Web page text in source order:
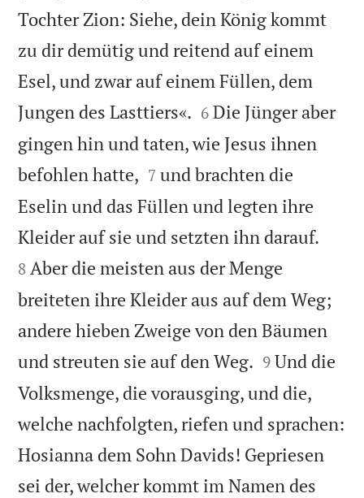
Tochter Zion: Siehe, dein König kommt
zu dir demütig und reitend auf einem
Esel, und zwar auf einem Füllen, dem
Jungen des Lasttiers«. 

6 Die Jünger aber
gingen hin und taten, wie Jesus ihnen
befohlen hatte, 

7 und brachten die
Eselin und das Füllen und legten ihre
Kleider auf sie und setzten ihn darauf.
8 Aber die meisten aus der Menge
breiteten ihre Kleider aus auf dem Weg;
andere hieben Zweige von den Bäumen
und streuten sie auf den Weg. 

9 Und die
Volksmenge, die vorausging, und die,
welche nachfolgten, riefen und sprachen:
Hosianna dem Sohn Davids! Gepriesen
sei der, welcher kommt im Namen des